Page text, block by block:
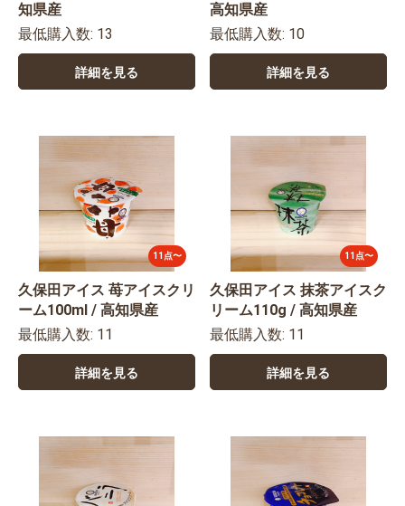
知県産
最低購入数: 13
詳細を見る
高知県産
最低購入数: 10
詳細を見る
11点〜
久保田アイス 苺アイスクリ
ーム100ml / 高知県産
最低購入数: 11
詳細を見る
11点〜
久保田アイス 抹茶アイスク
リーム110g / 高知県産
最低購入数: 11
詳細を見る